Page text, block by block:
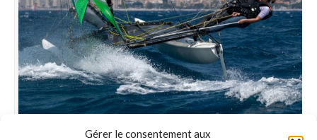
Gérer le consentement aux